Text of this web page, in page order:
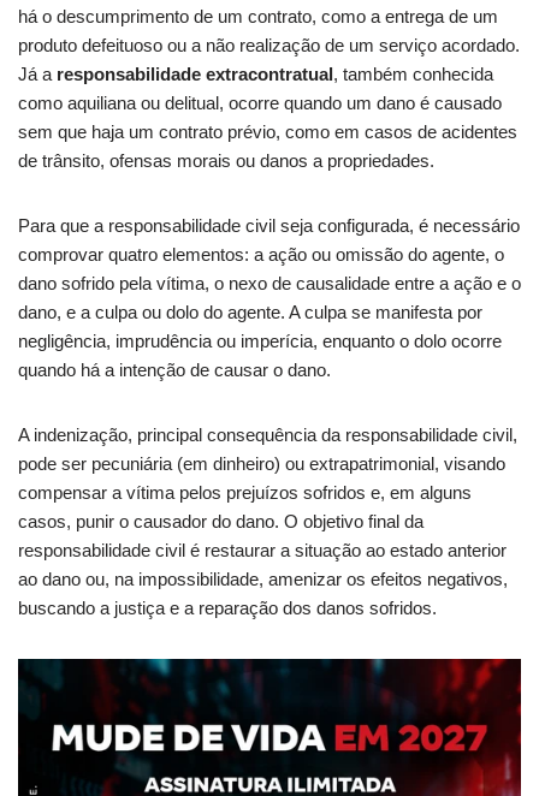
há o descumprimento de um contrato, como a entrega de um
produto defeituoso ou a não realização de um serviço acordado.
Já a responsabilidade extracontratual, também conhecida
como aquiliana ou delitual, ocorre quando um dano é causado
sem que haja um contrato prévio, como em casos de acidentes
de trânsito, ofensas morais ou danos a propriedades.
Para que a responsabilidade civil seja configurada, é necessário
comprovar quatro elementos: a ação ou omissão do agente, o
dano sofrido pela vítima, o nexo de causalidade entre a ação e o
dano, e a culpa ou dolo do agente. A culpa se manifesta por
negligência, imprudência ou imperícia, enquanto o dolo ocorre
quando há a intenção de causar o dano.
A indenização, principal consequência da responsabilidade civil,
pode ser pecuniária (em dinheiro) ou extrapatrimonial, visando
compensar a vítima pelos prejuízos sofridos e, em alguns
casos, punir o causador do dano. O objetivo final da
responsabilidade civil é restaurar a situação ao estado anterior
ao dano ou, na impossibilidade, amenizar os efeitos negativos,
buscando a justiça e a reparação dos danos sofridos.